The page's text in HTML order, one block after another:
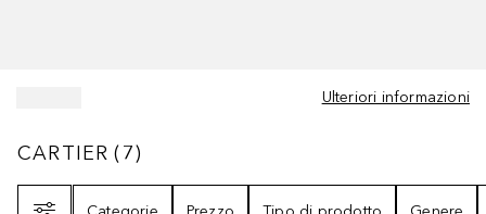
Ulteriori informazioni
CARTIER7
CARTIER (7)